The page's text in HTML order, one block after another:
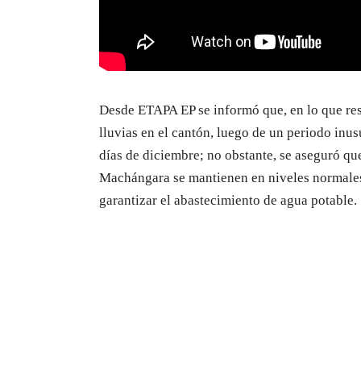
Desde ETAPA EP se informó que, en lo que
lluvias en el cantón, luego de un periodo
días de diciembre; no obstante, se aseguró
Machángara se mantienen en niveles
garantizar el abastecimiento de agua potable.